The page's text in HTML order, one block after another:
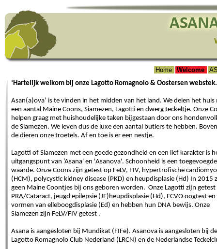
Home Welcome
‘Hartelijk welkom bij onze Lagotto Romagnolo & Oostersen webstek.
Asan(a)ova’ is te vinden in het midden van het land. We delen het huis
een aantal Maine Coons, Siamezen, Lagotti en dwerg teckeltje. Onze
helpen graag met huishoudelijke taken bijgestaan door ons
de Siamezen. We leven dus de luxe een aantal butlers te hebben.
de dieren onze troetels. Af en toe is er een nestje.
Lagotti of Siamezen met een goede gezondheid en een lief karakter is
uitgangspunt van ’Asana' en 'Asanova'. Schoonheid is een toegevoegde
waarde. Onze Coons zijn getest op FeLV, FIV, hypertrofische
(HCM), polycystic kidney disease (PKD) en heupdisplasie (Hd) In 2015
geen Maine Coontjes bij ons geboren worden. Onze Lagotti zijn getest
PRA/Cataract, jeugd epilepsie (JE)heupdisplasie (Hd), ECVO oogtest en
vormen van elleboogdisplasie (Ed) en hebben hun DNA bewijs. Onze
Siamezen zijn FeLV/FIV getest .
Asana is aangesloten bij Mundikat (FIFe). Asanova is aangesloten bij
Lagotto Romagnolo Club Nederland (LRCN) en de Nederlandse